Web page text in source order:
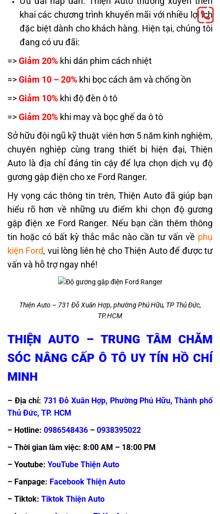
khai các chương trình khuyến mãi với nhiều lợi ích
đặc biệt dành cho khách hàng. Hiện tại, chúng tôi
đang có ưu đãi:
=>Giảm 20% khi dán phim cách nhiệt
=>Giảm 10 – 20% khi bọc cách âm và chống ồn
=>Giảm 10% khi độ đèn ô tô
=>Giảm 20% khi may và bọc ghế da ô tô
Sở hữu đội ngũ kỹ thuật viên hơn 5 năm kinh nghiệm,
chuyên nghiệp cùng trang thiết bị hiện đại, Thiện
Auto là địa chỉ đáng tin cậy để lựa chọn dịch vụ độ
gương gập điện cho xe Ford Ranger.
Hy vọng các thông tin trên, Thiện Auto đã giúp bạn
hiểu rõ hơn về những ưu điểm khi chọn độ gương
gập điện xe Ford Ranger. Nếu bạn cần thêm thông
tin hoặc có bất kỳ thắc mắc nào cần tư vấn về phụ
kiện Ford, vui lòng liên hệ cho Thiện Auto để được tư
vấn và hỗ trợ ngay nhé!
Thiện Auto – 731 Đỗ Xuân Hợp, phường Phú Hữu, TP Thủ Đức,
TP.HCM
THIỆN AUTO – TRUNG TÂM CHĂM
SÓC NÂNG CẤP Ô TÔ UY TÍN HỒ CHÍ
MINH
– Địa chỉ: 731 Đỗ Xuân Hợp, Phường Phú Hữu, Thành phố
Thủ Đức, TP. HCM
– Hotline: 0986548436 – 0938395022
– Thời gian làm việc: 8:00 AM – 18:00 PM
– Youtube: YouTube Thiện Auto
– Fanpage: Facebook Thiện Auto
– Tiktok: Tiktok Thiện Auto